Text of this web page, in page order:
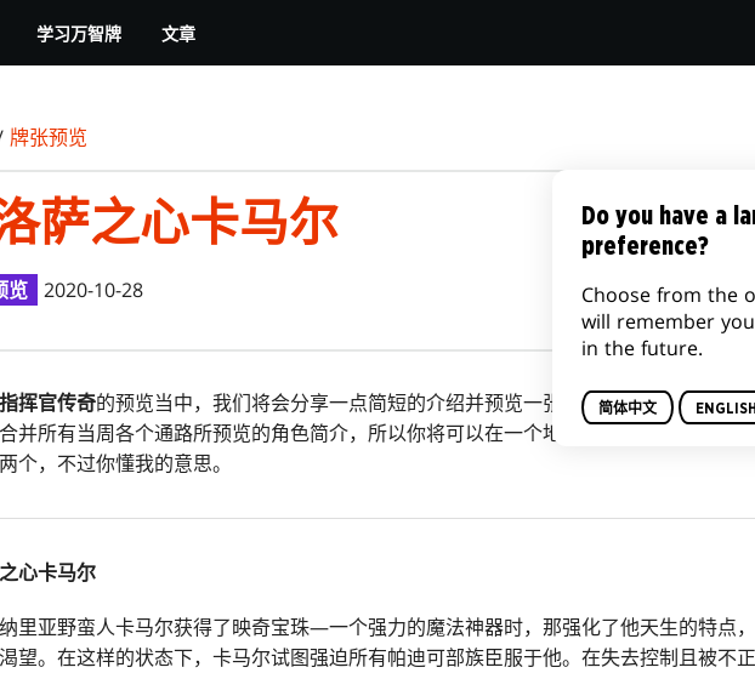
学习万智牌 文章
牌张预览
萨之心卡马尔
览 2020-10-28
指挥官传奇的预览当中，我们将会分享一点简短的介绍并预览一张新牌。接着在十月 30
并所有当周各个通路所预览的角色简介，所以你将可以在一个地方同时知道系列中的
个，不过你懂我的意思。
心卡马尔
里亚野蛮人卡马尔获得了映奇宝珠—一个强力的魔法神器时，那强化了他天生的特点
望。在这样的状态下，卡马尔试图强迫所有帕迪可部族臣服于他。在失去控制且被不
Do you have a
preference?
Choose from the
will remember
in the future.
简体中文 ENGLISH